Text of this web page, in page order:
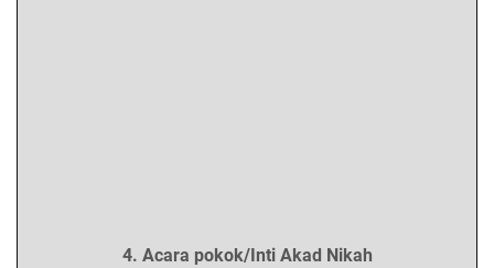
4. Acara pokok/Inti Akad Nikah